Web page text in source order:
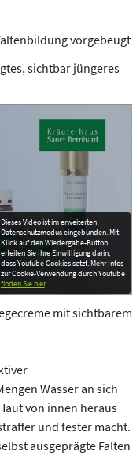
vorgebeugt
sichtbar jüngeres
Dieses Video ist im erweiterten
Datenschutzmodus eingebunden. Mit
Klick auf den Wiedergabe-Button
erteilen Sie Ihre Einwilligung darin,
dass Youtube Cookies setzt. Mehr Infos
zur Cookie-Verwendung durch Youtube
finden Sie hier.
mit sichtbarem
Wasser an sich
von innen heraus
und fester macht.
ausgeprägte Falten